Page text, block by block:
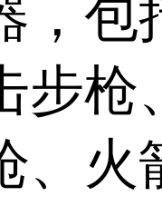
，包
步枪
、火